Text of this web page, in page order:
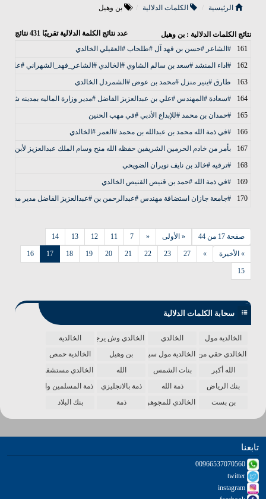
الرئيسية الكلمات الدلالية بن وهيل
نتائج الكلمات الدلالية : بن وهيل عدد نتائج الكلمة الدلالية تقريبًا 431 نتائج
161
#الشاعر #حسن بن فهد آل #طلحاب #العقيلي الخالدي
162
#اداء المنشد #سعد بن سالم الشاوي #الخالدي #الشاعر_فهد_الشهراني
163
طارق #ينير منزل #محمد بن عوض #الشمردل الخالدي
164
#سعادة #المهندس #علي بن عبدالعزيز الفاضل #مدير وزارة الماليه بمدينه شقراء
165
#حمدان بن محمد #للإبداع الأدبي #في مهب الحنين
166
#في ذمة الله محمد بن عبدالله بن محمد #العمر #الخالدي
167
بأمر من خادم الحرمين الشريفين حفظه الله منح وسام الملك عبدالعزيز لأبن
168
#ترقيه #خالد بن نايف نويران الضويحي
169
#في ذمة الله #حمد بن قنيص القنيص الخالدي
170
#جامعة جازان استضافة مهندس #عبدالرحمن بن #عبدالعزيز الفاضل مدير مصفاة
صفحة 17 من 44 « الأولى «
7
11
12
13
14
15
16 17 18 19 20 21 22 23 27 » » الأخيرة
سحابة الكلمات الدلالية
الخالدية مول الخالدي الخالدي وش يرجع
الخالدية
الخالدي حقي من الدنياالخالدية مول سينما بن وهيل
الخالدية حمص
الله أكبر
بنات الشمس الله
الخالدي مستشفى
بنك الرياض
ذمة الله ذمة بالانجليزي
ذمة المسلمين واحدة
بن بست
الخالدي للمجوهرات ذمة بنك البلاد
تابعنا